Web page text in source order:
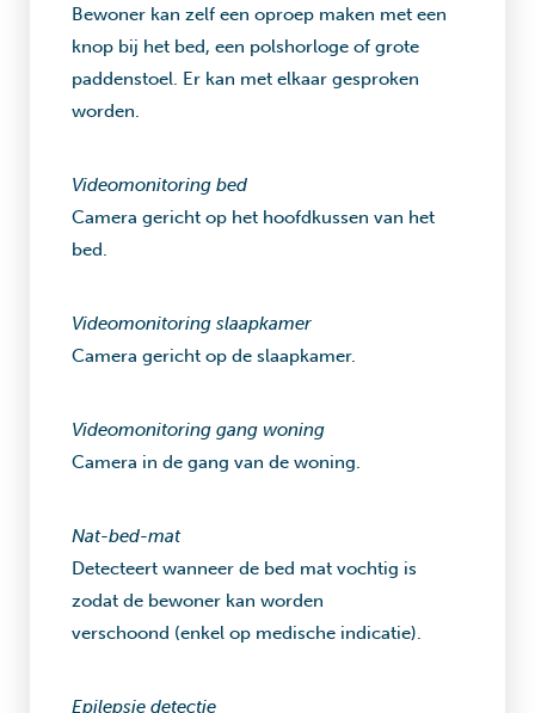
Bewoner kan zelf een oproep maken met een
knop bij het bed, een polshorloge of grote
paddenstoel. Er kan met elkaar gesproken
worden.
Videomonitoring bed
Camera gericht op het hoofdkussen van het
bed.
Videomonitoring slaapkamer
Camera gericht op de slaapkamer.
Videomonitoring gang woning
Camera in de gang van de woning.
Nat-bed-mat
Detecteert wanneer de bed mat vochtig is
zodat de bewoner kan worden
verschoond (enkel op medische indicatie).
Epilepsie detectie